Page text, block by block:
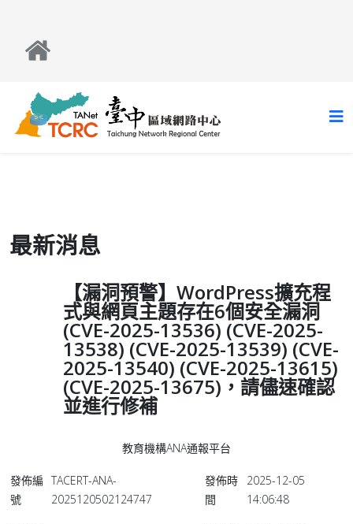
最新消息
【漏洞預警】WordPress擴充程
式與網頁主題存在6個安全漏洞
(CVE-2025-13536) (CVE-2025-
13538) (CVE-2025-13539) (CVE-
2025-13540) (CVE-2025-13615)
(CVE-2025-13675)，請儘速確認
並進行修補
教育機構ANA通報平台
發佈編
號
TACERT-ANA-
2025120502124747
發佈時
間
2025-12-05
14:06:48